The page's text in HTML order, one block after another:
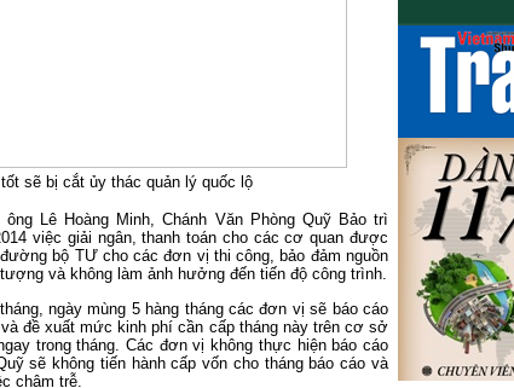
sẽ bị cắt ủy thác quản lý quốc lộ
Lê Hoàng Minh, Chánh Văn Phòng Quỹ Bảo trì
việc giải ngân, thanh toán cho các cơ quan được
bộ TƯ cho các đơn vị thi công, bảo đảm nguồn
và không làm ảnh hưởng đến tiến độ công trình.
ngày mùng 5 hàng tháng các đơn vị sẽ báo cáo
đề xuất mức kinh phí cần cấp tháng này trên cơ sở
trong tháng. Các đơn vị không thực hiện báo cáo
sẽ không tiến hành cấp vốn cho tháng báo cáo và
chậm trễ.